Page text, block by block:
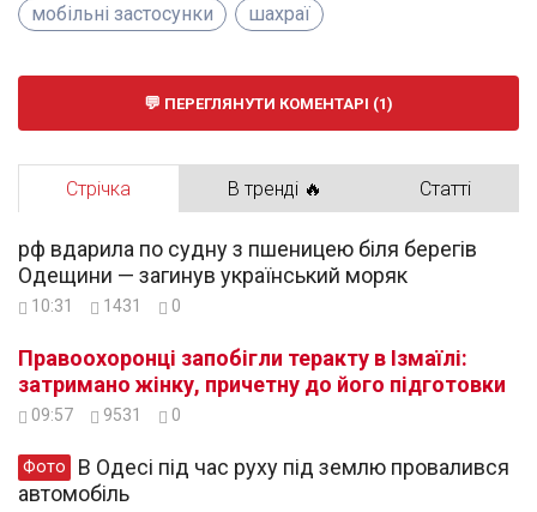
мобільні застосунки
шахраї
ПЕРЕГЛЯНУТИ КОМЕНТАРІ (1)
Стрічка В тренді 🔥 Статті
рф вдарила по судну з пшеницею біля берегів
Одещини — загинув український моряк
10:31 1431 0
Правоохоронці запобігли теракту в Ізмаїлі:
затримано жінку, причетну до його підготовки
09:57 9531 0
Фото
автомобіль